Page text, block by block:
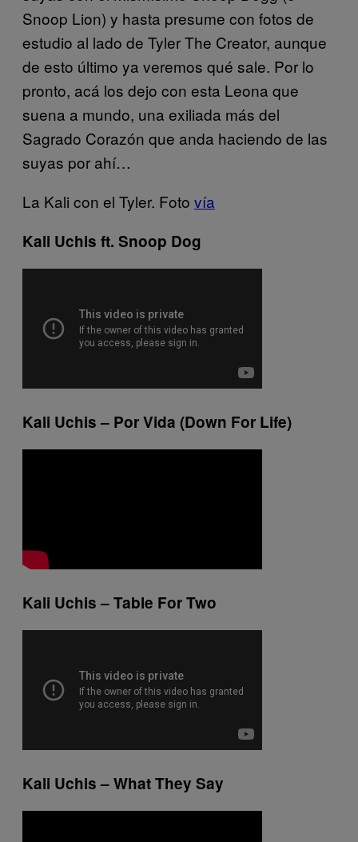
Snoop Lion) y hasta presume con fotos de
estudio al lado de Tyler The Creator, aunque
de esto último ya veremos qué sale. Por lo
pronto, acá los dejo con esta Leona que
suena a mundo, una exiliada más del
Sagrado Corazón que anda haciendo de las
suyas por ahí…
La Kali con el Tyler. Foto vía
Kali Uchis ft. Snoop Dog
Kali Uchis – Por Vida (Down For Life)
Kali Uchis – Table For Two
Kali Uchis – What They Say